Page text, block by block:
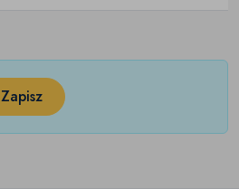
Zapisz